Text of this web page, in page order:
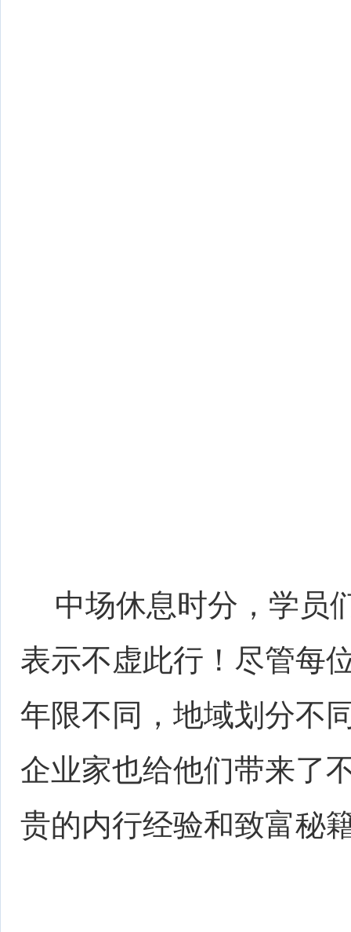
中场休息时分，学员
表示不虚此行！尽管每
年限不同，地域划分不
企业家也给他们带来了
贵的内行经验和致富秘